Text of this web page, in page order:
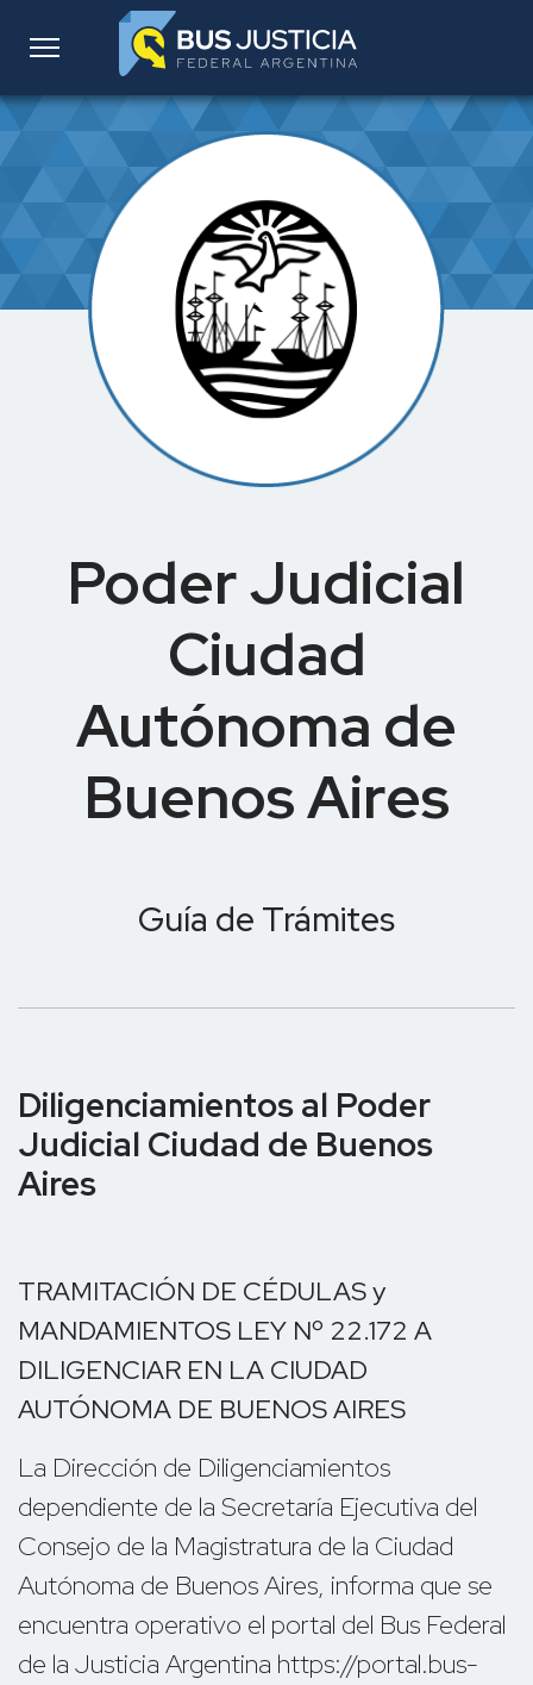
Poder Judicial
Ciudad
Autónoma de
Buenos Aires
Guía de Trámites
Diligenciamientos al Poder
Judicial Ciudad de Buenos
Aires
TRAMITACIÓN DE CÉDULAS y
MANDAMIENTOS LEY Nº 22.172 A
DILIGENCIAR EN LA CIUDAD
AUTÓNOMA DE BUENOS AIRES
La Dirección de Diligenciamientos
dependiente de la Secretaría Ejecutiva del
Consejo de la Magistratura de la Ciudad
Autónoma de Buenos Aires, informa que se
encuentra operativo el portal del Bus Federal
de la Justicia Argentina https://portal.bus-